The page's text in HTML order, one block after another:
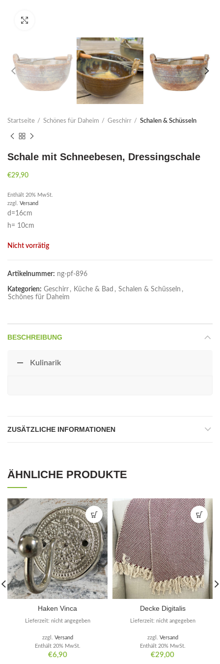
Startseite Schönes für Daheim Geschirr Schalen & Schüsseln
Schale mit Schneebesen, Dressingschale
€29,90
Enthält 20% MwSt.
zzgl. Versand
d=16cm
h= 10cm
Nicht vorrätig
Artikelnummer: ng-pf-896
Kategorien: Geschirr , Küche & Bad , Schalen & Schüsseln ,
Schönes für Daheim
BESCHREIBUNG
Kulinarik
ZUSÄTZLICHE INFORMATIONEN
ÄHNLICHE PRODUKTE
Haken Vinca
€6,90
Enthält 20% MwSt.
zzgl. Versand
Lieferzeit: nicht angegeben
Decke Digitalis
€29,00
Enthält 20% MwSt.
zzgl. Versand
Lieferzeit: nicht angegeben